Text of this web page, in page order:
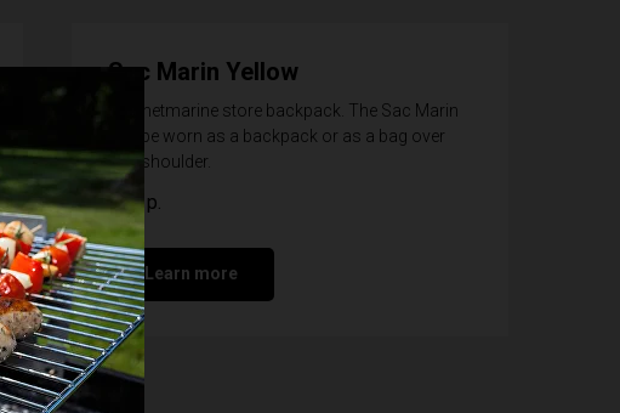
Sac Marin Yellow
Marinetmarine store backpack. The Sac Marin
can be worn as a backpack or as a bag over
one shoulder.
108 р.
Learn more